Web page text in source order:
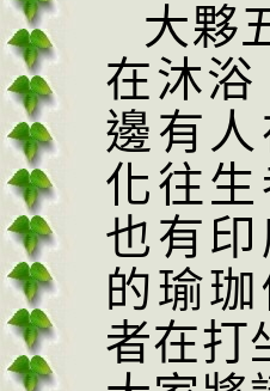
大夥
在沐浴
邊有人
化往生
也有印
的瑜
者在打